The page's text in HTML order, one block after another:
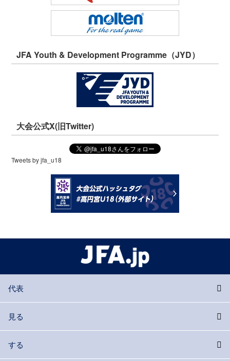
JFA Youth & Development Programme（JYD）
大会公式X(旧Twitter)
Tweets by jfa_u18
代表
見る
する